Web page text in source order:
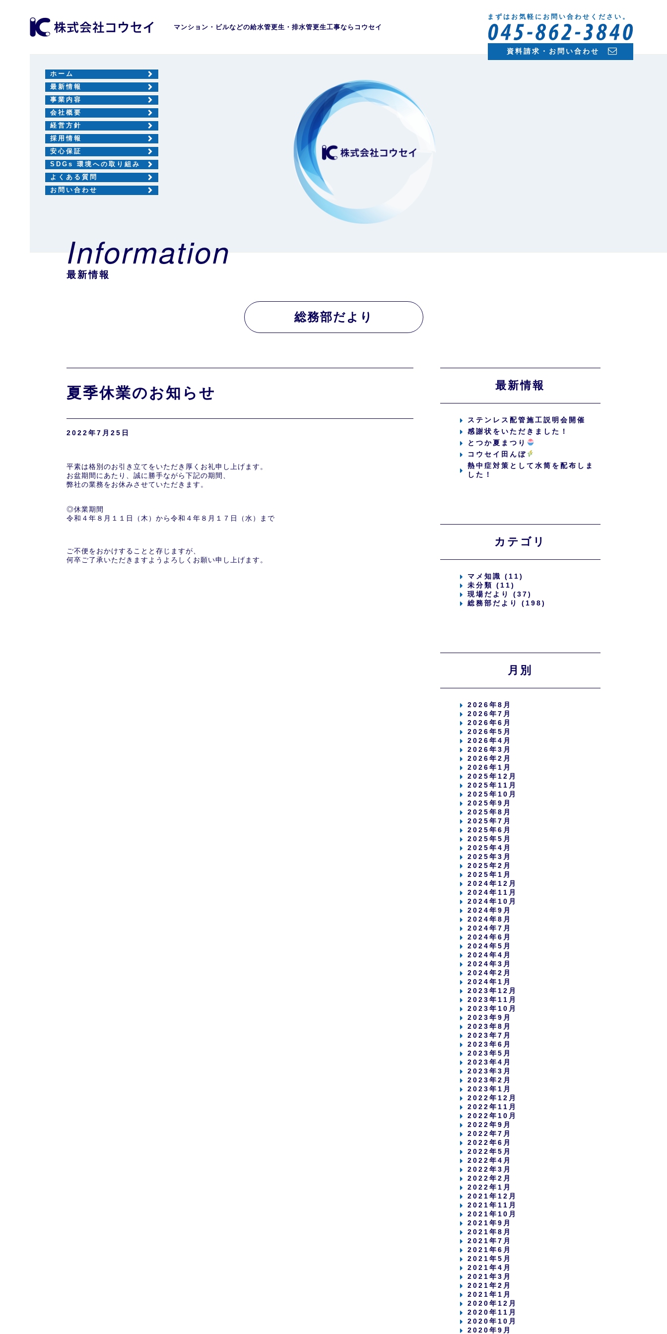
マンション・ビルなどの給水管更生・排水管更生工事ならコウセイ
まずはお気軽にお問い合わせください。
資料請求・お問い合わせ
ホーム
最新情報
事業内容
会社概要
経営方針
採用情報
安心保証
SDGs 環境への取り組み
よくある質問
お問い合わせ
Information
最新情報
総務部だより
夏季休業のお知らせ
2022年7月25日
平素は格別のお引き立てをいただき厚くお礼申し上げます。
お盆期間にあたり、誠に勝手ながら下記の期間、
弊社の業務をお休みさせていただきます。
◎休業期間
令和４年８月１１日（木）から令和４年８月１７日（水）まで
ご不便をおかけすることと存じますが、
何卒ご了承いただきますようよろしくお願い申し上げます。
最新情報
ステンレス配管施工説明会開催
感謝状をいただきました！
とつか夏まつり
コウセイ田んぼ
熱中症対策として水筒を配布しま
した！
カテゴリ
マメ知識 (11)
未分類 (11)
現場だより (37)
総務部だより (198)
月別
2026年8月
2026年7月
2026年6月
2026年5月
2026年4月
2026年3月
2026年2月
2026年1月
2025年12月
2025年11月
2025年10月
2025年9月
2025年8月
2025年7月
2025年6月
2025年5月
2025年4月
2025年3月
2025年2月
2025年1月
2024年12月
2024年11月
2024年10月
2024年9月
2024年8月
2024年7月
2024年6月
2024年5月
2024年4月
2024年3月
2024年2月
2024年1月
2023年12月
2023年11月
2023年10月
2023年9月
2023年8月
2023年7月
2023年6月
2023年5月
2023年4月
2023年3月
2023年2月
2023年1月
2022年12月
2022年11月
2022年10月
2022年9月
2022年7月
2022年6月
2022年5月
2022年4月
2022年3月
2022年2月
2022年1月
2021年12月
2021年11月
2021年10月
2021年9月
2021年8月
2021年7月
2021年6月
2021年5月
2021年4月
2021年3月
2021年2月
2021年1月
2020年12月
2020年11月
2020年10月
2020年9月